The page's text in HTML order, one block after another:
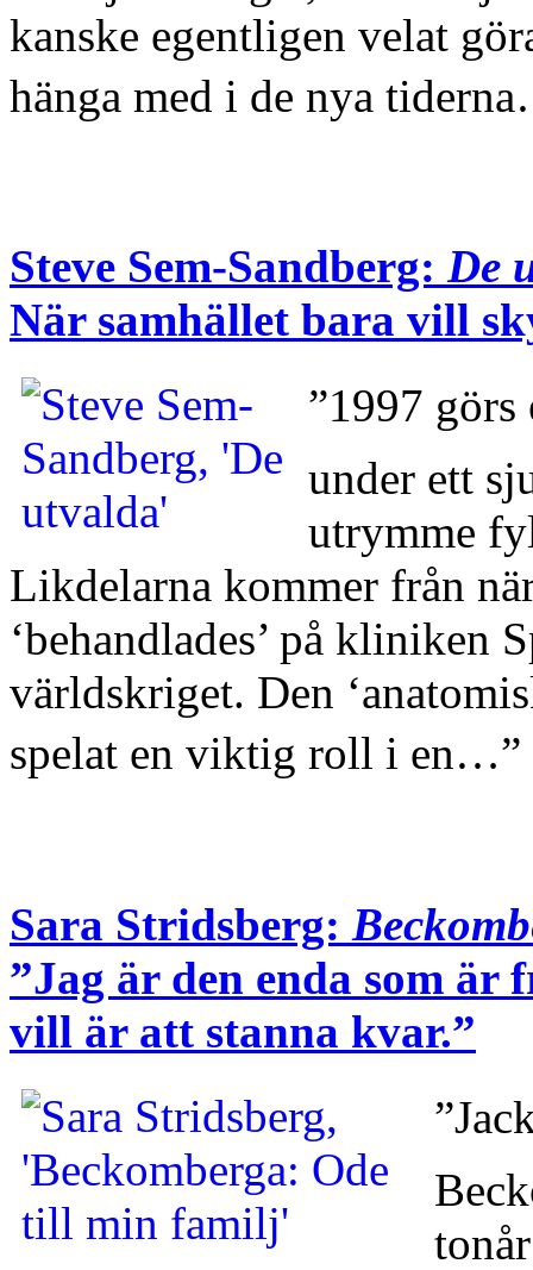
kanske egentligen velat
hänga med i de nya
Steve Sem-Sandberg: De
När samhället bara vill
”1997
under ett
utrymme
Likdelarna kommer från
‘behandlades’ på kliniken
världskriget. Den
spelat en viktig roll i en…”
Sara Stridsberg:
”Jag är den enda som
vill är att stanna kvar.”